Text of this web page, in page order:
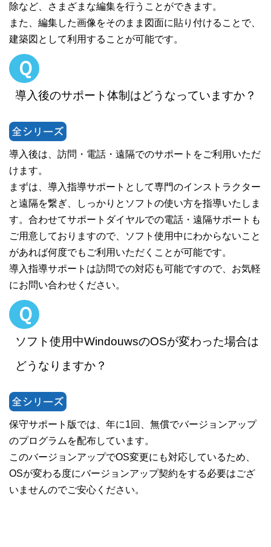
除など、さまざまな編集を行うことができます。
また、編集した画像をそのまま図面に貼り付けることで、
建築図として利用することが可能です。
Ｑ
導入後のサポート体制はどうなっていますか？
導入後は、訪問・電話・遠隔でのサポートをご利用いただ
けます。
まずは、導入指導サポートとして専門のインストラクター
と遠隔を繋ぎ、しっかりとソフトの使い方を指導いたしま
す。合わせてサポートダイヤルでの電話・遠隔サポートも
ご用意しておりますので、ソフト使用中にわからないこと
があれば何度でもご利用いただくことが可能です。
導入指導サポートは訪問での対応も可能ですので、お気軽
にお問い合わせください。
Ｑ
ソフト使用中WindouwsのOSが変わった場合は
どうなりますか？
保守サポート版では、年に1回、無償でバージョンアップ
のプログラムを配布しています。
このバージョンアップでOS変更にも対応しているため、
OSが変わる度にバージョンアップ契約をする必要はござ
いませんのでご安心ください。